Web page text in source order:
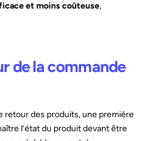
et moins coûteuse,
de la commande
retour des produits, une première
l’état du produit devant être